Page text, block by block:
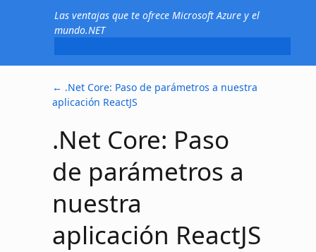
Las ventajas que te ofrece Microsoft Azure y el
mundo.NET
← .Net Core: Paso de parámetros a nuestra
aplicación ReactJS
.Net Core: Paso
de parámetros a
nuestra
aplicación ReactJS